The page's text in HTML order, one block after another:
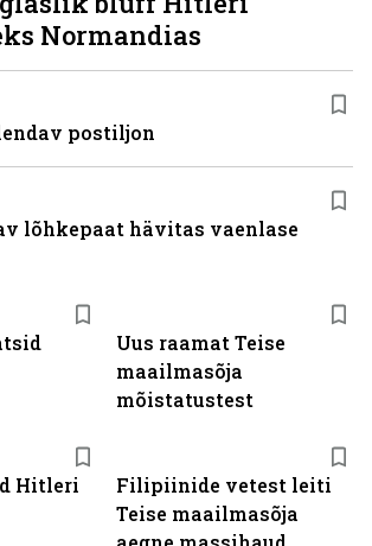
Uus raamat Teise
maailmasõja
mõistatustest
Hitleri
Filipiinide vetest leiti
Teise maailmasõja
Normandias
postiljon
lõhkepaat hävitas vaenlase